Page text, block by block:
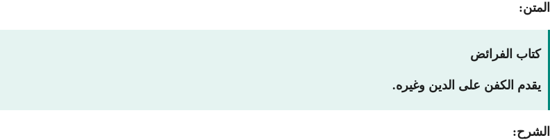
المتن:
كتاب الفرائض
يقدم الكفن على الدين وغيره.
الشرح: